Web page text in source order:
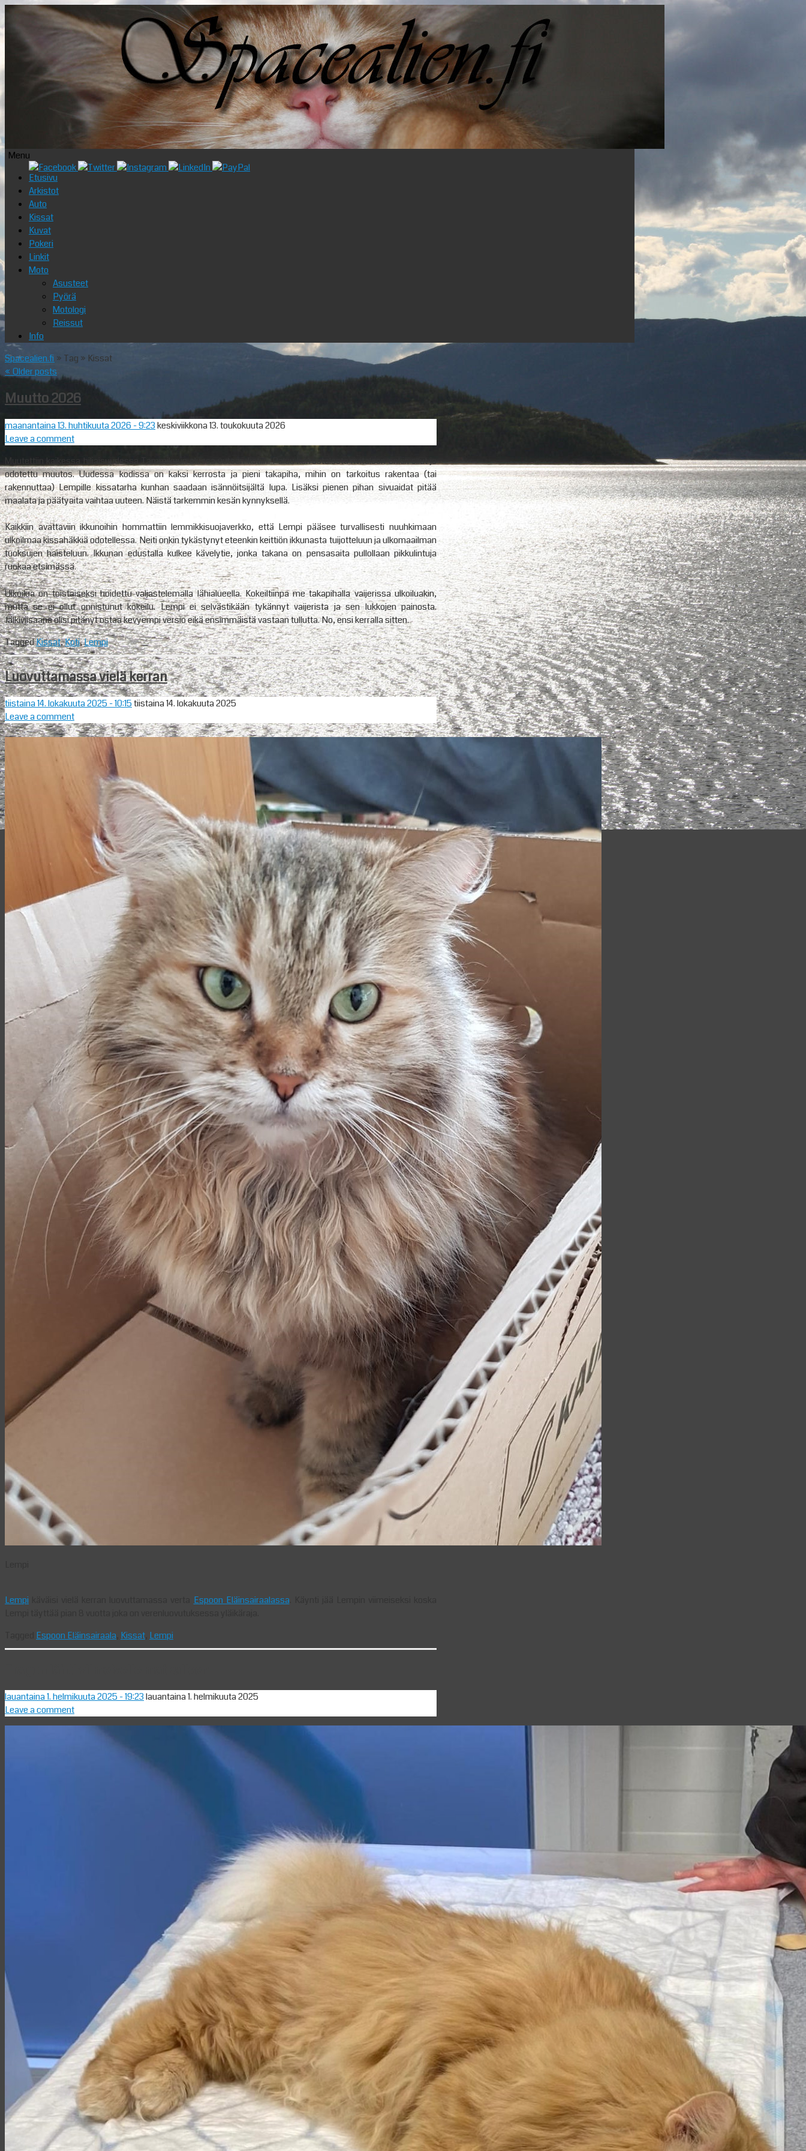
Menu
Skip
content
Etusivu
Arkistot
Auto
Kissat
Kuvat
Pokeri
Linkit
Moto
Asusteet
Pyörä
Motologi
Reissut
Info
Spacealien.fi » Tag » Kissat
« Older posts
Muutto 2026
maanantaina 13. huhtikuuta 2026- 9:23keskiviikkona 13. toukokuuta 2026
Leave a comment
Muutettiin kaikessa hiljaisuudessa Tammikuun alussa uuteen kotiin. Paluu kerrostalosta rivitaloon onkin ollut jo
odotettu muutos. Uudessa kodissa on kaksi kerrosta ja pieni takapiha, mihin on tarkoitus rakentaa (tai
rakennuttaa) Lempille kissatarha kunhan saadaan isännöitsijältä lupa. Lisäksi pienen pihan sivuaidat pitää
maalata ja päätyaita vaihtaa uuteen. Näistä tarkemmin kesän kynnyksellä.
Kaikkiin avattaviin ikkunoihin hommattiin lemmikkisuojaverkko, että Lempi pääsee turvallisesti nuuhkimaan
ulkoilmaa kissahäkkiä odotellessa. Neiti onkin tykästynyt eteenkin keittiön ikkunasta tuijotteluun ja ulkomaailman
tuoksujen haisteluun. Ikkunan edustalla kulkee kävelytie, jonka takana on pensasaita pullollaan pikkulintuja
ruokaa etsimässä.
Ulkoilua on toistaiseksi hoidettu valjastelemalla lähialueella. Kokeiltiinpa me takapihalla vaijerissa ulkoiluakin,
mutta se ei ollut onnistunut kokeilu. Lempi ei selvästikään tykännyt vaijerista ja sen lukkojen painosta.
Jälkiviisaana olisi pitänyt ostaa kevyempi versio eikä ensimmäistä vastaan tullutta. No, ensi kerralla sitten.
TaggedKissat,Koti,Lempi
Luovuttamassa vielä kerran
tiistaina 14. lokakuuta 2025- 10:15tiistaina 14. lokakuuta 2025
Leave a comment
Lempi Espoon Eläinsairaalassa
Espoon Eläinsairaala Kissat Lempi
lauantaina 1. helmikuuta 2025- 19:23lauantaina 1. helmikuuta 2025
Leave a comment